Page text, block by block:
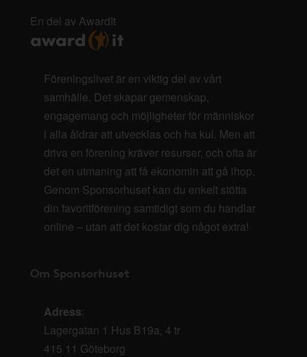
En del av AwardIt
Föreningslivet är en viktig del av vårt
samhälle. Det skapar gemenskap,
engagemang och möjligheter för människor
i alla åldrar att utvecklas och ha kul. Men att
driva en förening kräver resurser, och ofta är
det en utmaning att få ekonomin att gå ihop.
Genom Sponsorhuset kan du enkelt stötta
din favoritförening samtidigt som du handlar
online – utan att det kostar dig något extra!
Om Sponsorhuset
Adress:
Lagergatan 1 Hus B19a, 4 tr
415 11 Göteborg